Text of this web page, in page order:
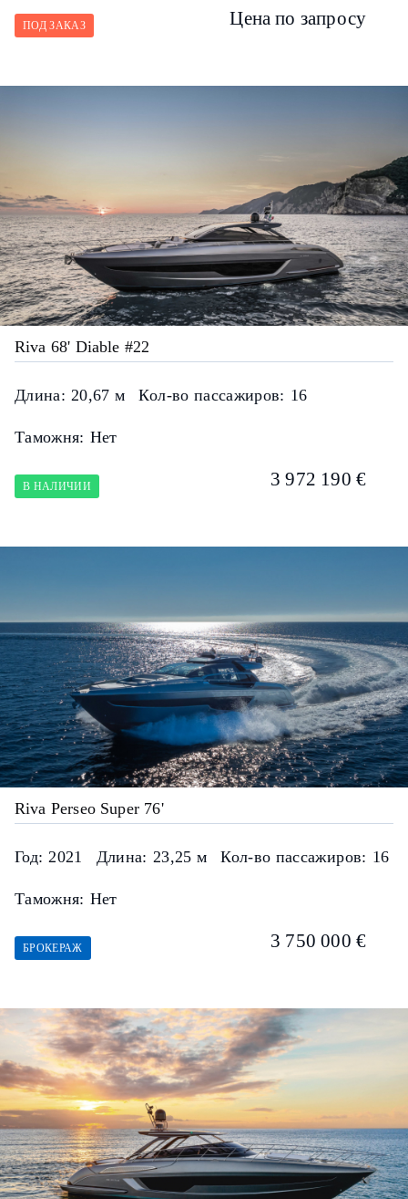
ПОД ЗАКАЗ Цена по запросу
Riva 68' Diable #22
Длина: 20,67 м Кол-во пассажиров: 16
Таможня: Нет
В НАЛИЧИИ 3 972 190 €
Riva Perseo Super 76'
Год: 2021 Длина: 23,25 м Кол-во пассажиров: 16
Таможня: Нет
БРОКЕРАЖ 3 750 000 €